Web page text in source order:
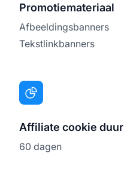
Promotiemateriaal
Afbeeldingsbanners
Tekstlinkbanners
Affiliate cookie duur
60 dagen